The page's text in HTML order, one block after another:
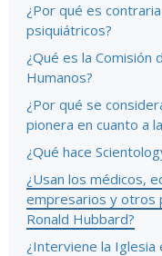
¿Por qué es
psiquiátricos?
¿Qué es la Comisión
Humanos?
¿Por qué se
pionera en cuanto a
¿Qué hace
¿Usan los médicos,
empresarios y otros
Ronald Hubbard?
¿Interviene la Iglesia